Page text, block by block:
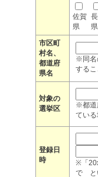
佐賀
県
県
市区町
村名、
都道府
県名
※同名
するこ
対象の
選挙区
※都道
ている
登録日
時
※「
で と